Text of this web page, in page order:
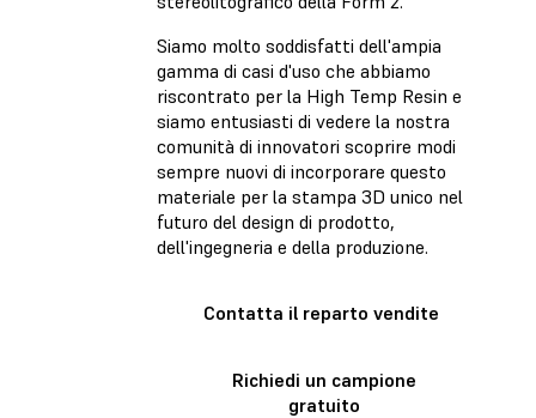
Siamo molto soddisfatti dell'ampia
gamma di casi d'uso che abbiamo
riscontrato per la High Temp Resin e
siamo entusiasti di vedere la nostra
comunità di innovatori scoprire modi
sempre nuovi di incorporare questo
materiale per la stampa 3D unico nel
futuro del design di prodotto,
dell'ingegneria e della produzione.
Contatta il reparto vendite
Richiedi un campione
gratuito